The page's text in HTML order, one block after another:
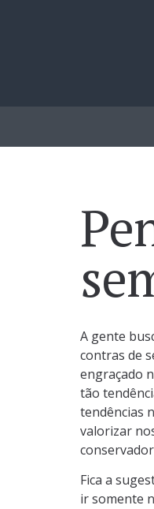
A gente
contras de
engraçado
tão
tendências
valorizar
Fica a
ir somente